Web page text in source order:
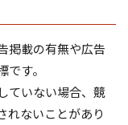
掲載の有無や広告
す。
ていない場合、競
れないことがあり